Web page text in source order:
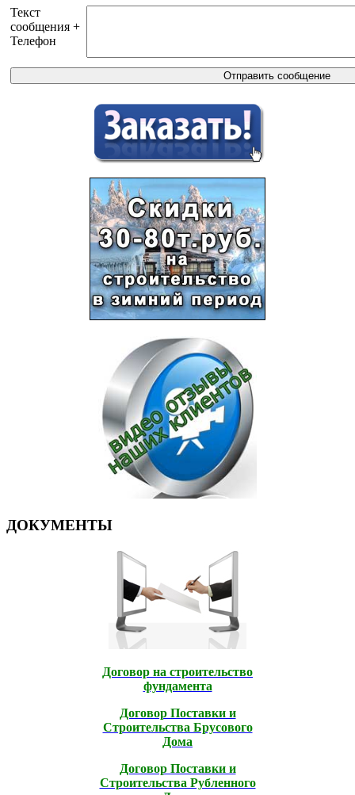
Текст
сообщения +
Телефон
ДОКУМЕНТЫ
Договор на строительство
фундамента
Договор Поставки и
Строительcтва Брусового
Дома
Договор Поставки и
Строительcтва Рубленного